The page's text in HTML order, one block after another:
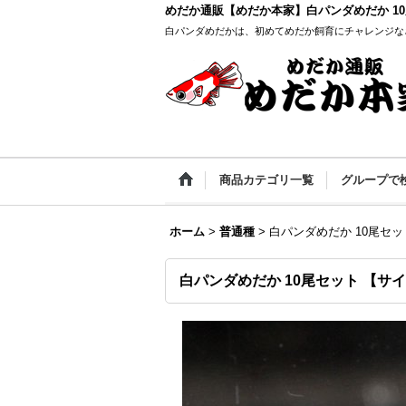
めだか通販【めだか本家】白パンダめだか
白パンダめだかは、初めてめだか飼育にチャレンジ
商品カテゴリ一覧 グループで
ホーム > 普通種 > 白パンダめだか 10尾セ
白パンダめだか 10尾セット 【サ